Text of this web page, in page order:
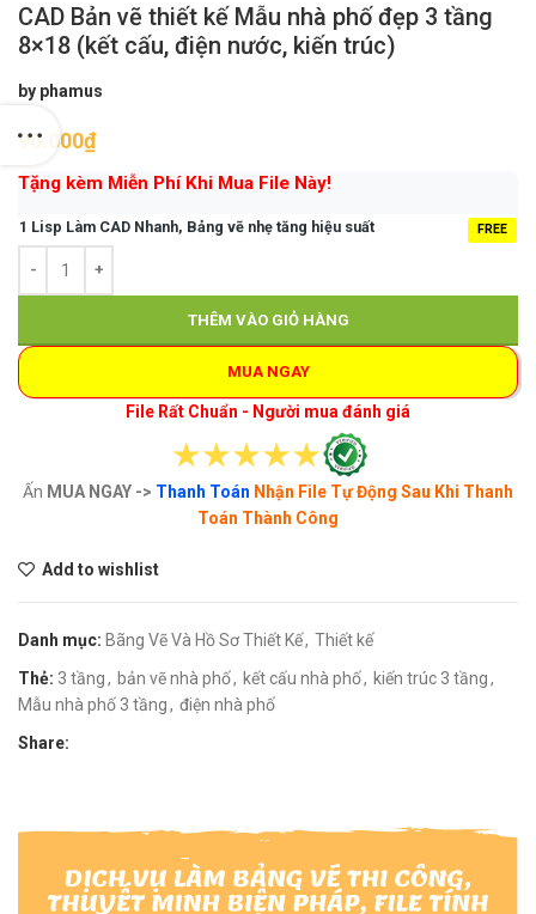
CAD Bản vẽ thiết kế Mẫu nhà phố đẹp 3 tầng
8×18 (kết cấu, điện nước, kiến trúc)
by phamus
90.000₫
Tặng kèm Miễn Phí Khi Mua File Này!
1 Lisp Làm CAD Nhanh, Bảng vẽ nhẹ tăng hiệu suất FREE
THÊM VÀO GIỎ HÀNG
MUA NGAY
File Rất Chuẩn - Người mua đánh giá
Ấn MUA NGAY -> Thanh Toán Nhận File Tự Động Sau Khi Thanh
Toán Thành Công
Add to wishlist
Danh mục: Bãng Vẽ Và Hồ Sơ Thiết Kế, Thiết kế
Thẻ: 3 tầng, bản vẽ nhà phố, kết cấu nhà phố, kiến trúc 3 tầng,
Mẫu nhà phố 3 tầng, điện nhà phố
Share: